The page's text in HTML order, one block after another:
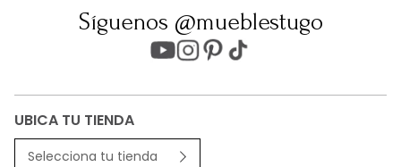
Síguenos @mueblestugo
UBICA TU TIENDA
Selecciona tu tienda